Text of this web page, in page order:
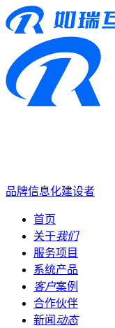
品牌信息化建设者
首页
关于我们
服务项目
系统产品
客户案例
合作伙伴
新闻 动态